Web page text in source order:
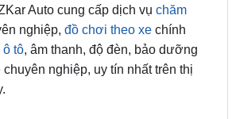
ô tô, âm thanh, độ đèn, bảo dưỡng
nghiệp, uy tín nhất trên thị
sản phẩm, chúng tôi còn cam